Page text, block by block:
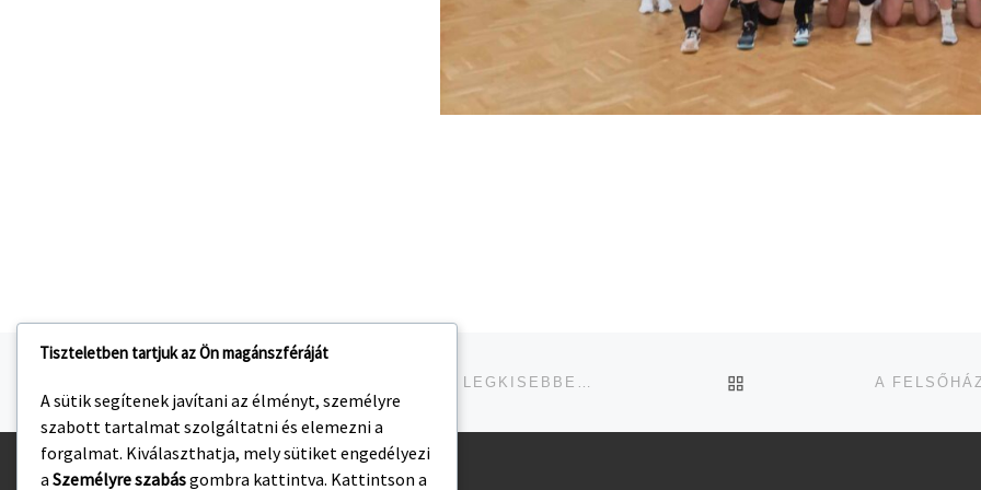
Navigálás a bejegyzések között
jelen bejegyzés
UGRÁS AZ OLDAL
Tiszteletben tartjuk az Ön magánszféráját
A sütik segítenek javítani az élményt, személyre
szabott tartalmat szolgáltatni és elemezni a
forgalmat. Kiválaszthatja, mely sütiket engedélyezi
a Személyre szabásgombra kattintva. Kattintson a